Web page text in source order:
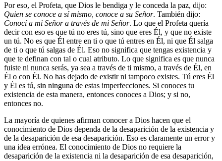
Por eso, el Profeta, que Dios le bendiga y le conceda la paz, dijo:
Quien se conoce a sí mismo, conoce a su Señor. También dijo:
Conocí a mi Señor a través de mi Señor. Lo que el Profeta quería
decir con eso es que tú no eres tú, sino que eres Él, y que no existe
un tú. No es que Él entre en ti o que tú entres en Él, ni que Él salga
de ti o que tú salgas de Él. Eso no significa que tengas existencia y
que te definan con tal o cual atributo. Lo que significa es que nunca
fuiste ni nunca serás, ya sea a través de ti mismo, a través de Él, en
Él o con Él. No has dejado de existir ni tampoco existes. Tú eres Él
y Él es tú, sin ninguna de estas imperfecciones. Si conoces tu
existencia de esta manera, entonces conoces a Dios; y si no,
entonces no.
La mayoría de quienes afirman conocer a Dios hacen que el
conocimiento de Dios dependa de la desaparición de la existencia y
de la desaparición de esa desaparición. Eso es claramente un error y
una idea errónea. El conocimiento de Dios no requiere la
desaparición de la existencia ni la desaparición de esa desaparición,